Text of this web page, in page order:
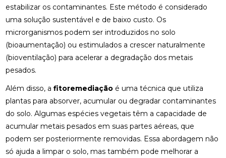
estabilizar os contaminantes. Este método é considerado
uma solução sustentável e de baixo custo. Os
microrganismos podem ser introduzidos no solo
(bioaumentação) ou estimulados a crescer naturalmente
(bioventilação) para acelerar a degradação dos metais
pesados.
Além disso, a fitoremediaçãoé uma técnica que utiliza
plantas para absorver, acumular ou degradar contaminantes
do solo. Algumas espécies vegetais têm a capacidade de
acumular metais pesados em suas partes aéreas, que
podem ser posteriormente removidas. Essa abordagem não
só ajuda a limpar o solo, mas também pode melhorar a